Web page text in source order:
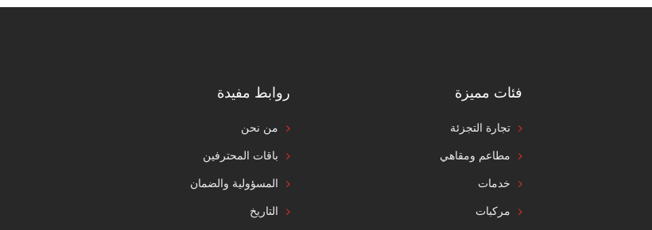
فئات مميزة
تجارة التجزئة
مطاعم ومقاهي
خدمات
مركبات
روابط مفيدة
من نحن
باقات المحترفين
المسؤولية والضمان
التاريخ